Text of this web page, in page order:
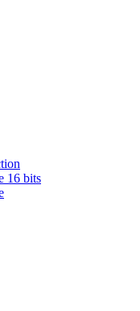
16 bits